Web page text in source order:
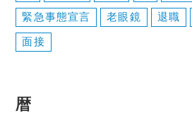
緊急事態宣言
老眼鏡 退職
面接
暦